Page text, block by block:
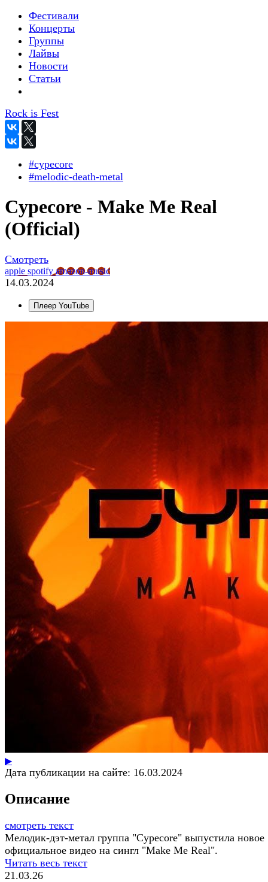
Фестивали
Концерты
Группы
Лайвы
Новости
Статьи
Rock is Fest
#cypecore
#melodic-death-metal
Cypecore - Make Me Real
(Official)
Смотреть
apple spotifyamazon-music
14.03.2024
Плеер YouTube
▶
Дата публикации на сайте: 16.03.2024
Описание
смотреть текст
Мелодик-дэт-метал группа "Cypecore" выпустила новое
официальное видео на сингл "Make Me Real".
Читать весь текст
21.03.26